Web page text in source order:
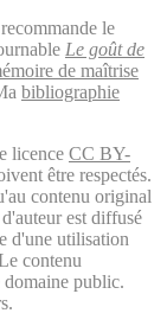
le
Le goût de
de maîtrise
bibliographie
licence CC BY-
être respectés.
contenu original
est diffusé
d'une utilisation
contenu
domaine public.